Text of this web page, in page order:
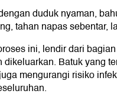
duduk nyaman,
tahan napas sebentar,
ini, lendir dari
Batuk yang
mengurangi risiko